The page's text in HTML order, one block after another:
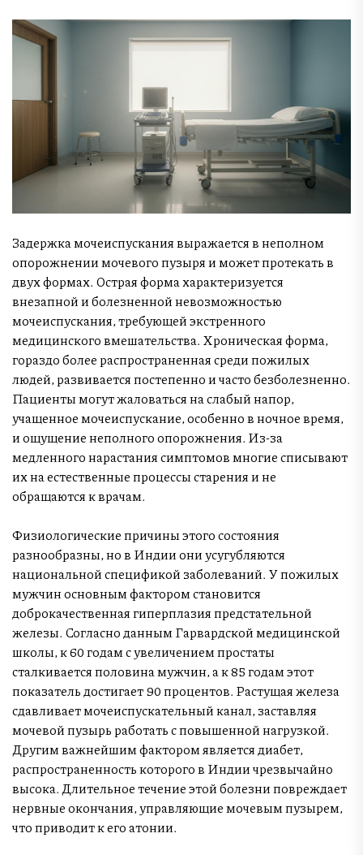
Задержка мочеиспускания выражается в неполном
опорожнении мочевого пузыря и может протекать в
двух формах. Острая форма характеризуется
внезапной и болезненной невозможностью
мочеиспускания, требующей экстренного
медицинского вмешательства. Хроническая форма,
гораздо более распространенная среди пожилых
людей, развивается постепенно и часто безболезненно.
Пациенты могут жаловаться на слабый напор,
учащенное мочеиспускание, особенно в ночное время,
и ощущение неполного опорожнения. Из-за
медленного нарастания симптомов многие списывают
их на естественные процессы старения и не
обращаются к врачам.
Физиологические причины этого состояния
разнообразны, но в Индии они усугубляются
национальной спецификой заболеваний. У пожилых
мужчин основным фактором становится
доброкачественная гиперплазия предстательной
железы. Согласно данным Гарвардской медицинской
школы, к 60 годам с увеличением простаты
сталкивается половина мужчин, а к 85 годам этот
показатель достигает 90 процентов. Растущая железа
сдавливает мочеиспускательный канал, заставляя
мочевой пузырь работать с повышенной нагрузкой.
Другим важнейшим фактором является диабет,
распространенность которого в Индии чрезвычайно
высока. Длительное течение этой болезни повреждает
нервные окончания, управляющие мочевым пузырем,
что приводит к его атонии.